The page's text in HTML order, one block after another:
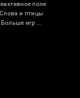
поле
Слова и птицы
Больше игр ...